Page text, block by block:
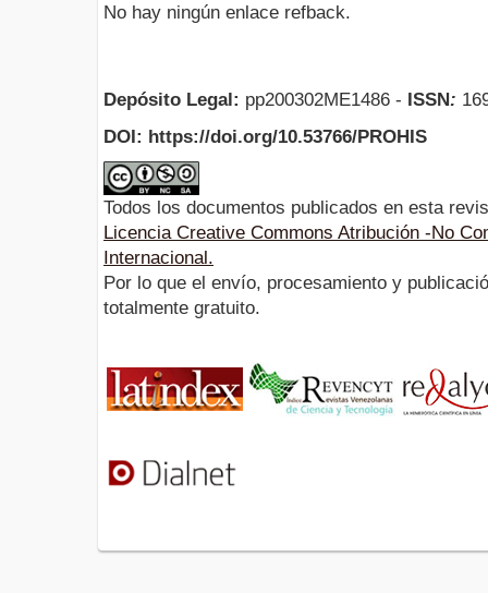
No hay ningún enlace refback.
Depósito Legal: pp200302ME1486 - ISSN:
DOI: https://doi.org/10.53766/PROHIS
Todos los documentos publicados en esta
Licencia Creative Commons Atribución -No
Internacional.
Por lo que el envío, procesamiento y
totalmente gratuito.